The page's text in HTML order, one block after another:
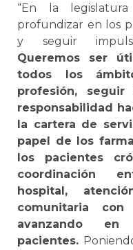
“En la
profundizar en los
y seguir
Queremos ser
todos los
profesión, seguir
responsabilidad
la cartera de
papel de los
los pacientes
coordinación
hospital,
comunitaria
avanzando
pacientes.